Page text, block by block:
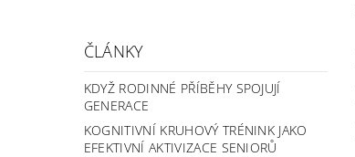
ČLÁNKY
KDYŽ RODINNÉ PŘÍBĚHY SPOJUJÍ
GENERACE
KOGNITIVNÍ KRUHOVÝ TRÉNINK JAKO
EFEKTIVNÍ AKTIVIZACE SENIORŮ